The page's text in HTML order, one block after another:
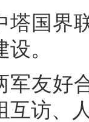
塔国界
。
军友好
互访、